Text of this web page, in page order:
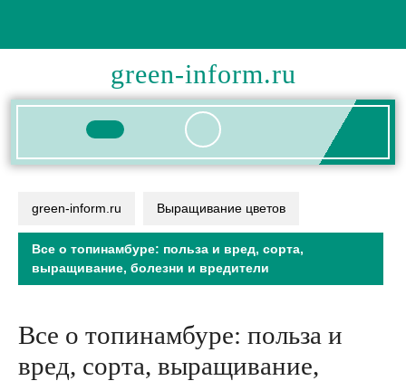
содержимому
green-inform.ru
Кнопка
green-inform.ru Выращивание цветов
Все о топинамбуре: польза и вред, сорта,
выращивание, болезни и вредители
Все о топинамбуре: польза и
вред, сорта, выращивание,